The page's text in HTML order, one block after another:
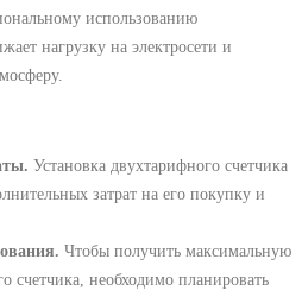
использованию
нагрузку на электросети и
Установка двухтарифного счетчика
затрат на его покупку и
Чтобы получить максимальную
счетчика, необходимо планировать